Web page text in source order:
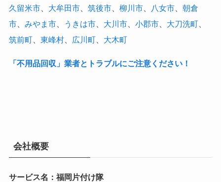
久留米市、 大牟田市、 筑後市、 柳川市、 八女市、 朝倉
市、 みやま市、 うきは市、 大川市、 小郡市、 大刀洗町、
筑前町、 東峰村、 広川町、 大木町
「不用品回収」業者とトラブルにご注意ください！
会社概要
サービス名：福岡片付け隊